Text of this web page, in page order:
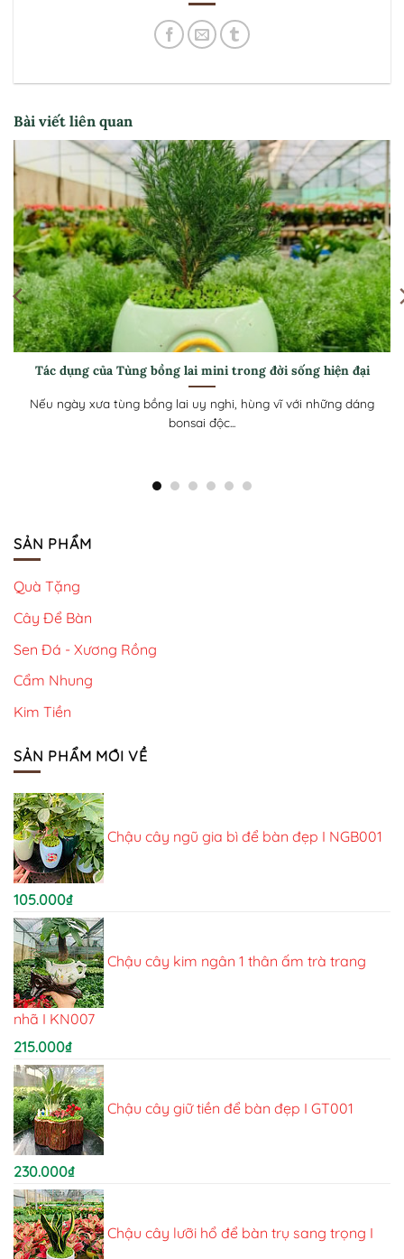
Bài viết liên quan
[Hướng dẫn] Cách chăm sóc Tùng bồng lai mini luôn xanh
tốt ở khí hậu nóng
Tùng Bồng Lai mini với tán lá kim dày như những đám mây
SẢN PHẨM
Quà Tặng
Cây Để Bàn
Sen Đá - Xương Rồng
Cẩm Nhung
Kim Tiền
SẢN PHẨM MỚI VỀ
Chậu cây ngũ gia bì để bàn đẹp I NGB001
105.000₫
Chậu cây kim ngân 1 thân ấm trà trang
nhã I KN007
215.000₫
Chậu cây giữ tiền để bàn đẹp I GT001
230.000₫
Chậu cây lưỡi hổ để bàn trụ sang trọng I